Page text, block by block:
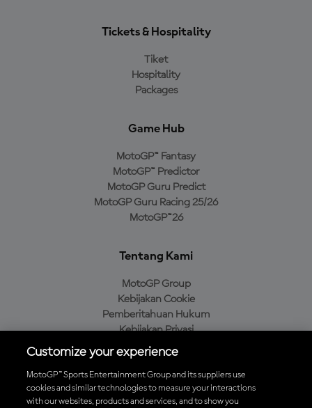
Tickets & Hospitality
Tiket
Hospitality
Packages
Game Hub
MotoGP™ Fantasy
MotoGP™ Predictor
MotoGP Guru Predict
MotoGP Guru Racing 25/26
MotoGP™26
Tentang Kami
MotoGP Group
Kebijakan Cookie
Pemberitahuan Hukum
Kebijakan Privasi
Kebijakan Pembelian
Unduh Aplikasi Resmi MotoGP™
Customize your experience
MotoGP™ Sports Entertainment Group and its suppliers use
cookies and similar technologies to measure your interactions
with our websites, products and services, and to show you